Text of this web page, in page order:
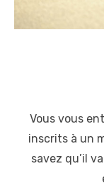
Vous vous
inscrits à un
savez qu’il